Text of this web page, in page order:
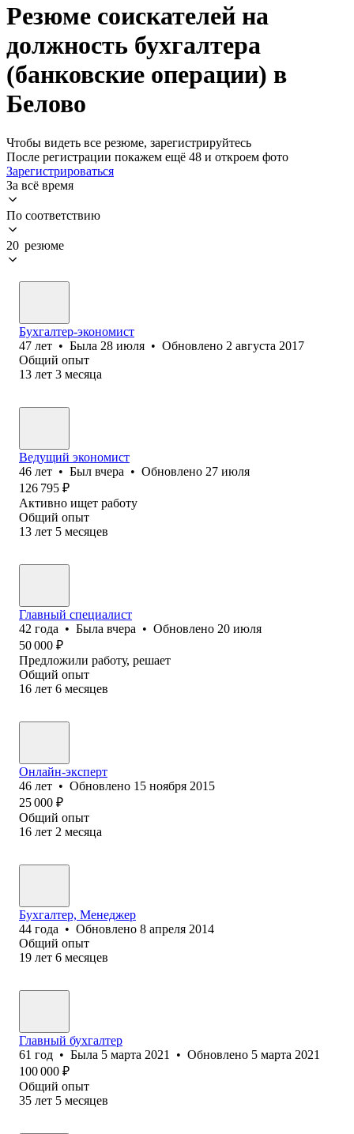
Резюме соискателей на
должность бухгалтера
(банковские операции) в
Белово
Чтобы видеть все резюме, зарегистрируйтесь
После регистрации покажем ещё 48 и откроем фото
Зарегистрироваться
За всё время
По соответствию
20 резюме
Бухгалтер-экономист
47 лет • Была 28 июля • Обновлено 2 августа 2017
Общий опыт
13 лет 3 месяца
Ведущий экономист
46 лет • Был вчера • Обновлено 27 июля
126 795 ₽
Активно ищет работу
Общий опыт
13 лет 5 месяцев
Главный специалист
42 года • Была вчера • Обновлено 20 июля
50 000 ₽
Предложили работу, решает
Общий опыт
16 лет 6 месяцев
Онлайн-эксперт
46 лет • Обновлено 15 ноября 2015
25 000 ₽
Общий опыт
16 лет 2 месяца
Бухгалтер, Менеджер
44 года • Обновлено 8 апреля 2014
Общий опыт
19 лет 6 месяцев
Главный бухгалтер
61 год • Была 5 марта 2021 • Обновлено 5 марта 2021
100 000 ₽
Общий опыт
35 лет 5 месяцев